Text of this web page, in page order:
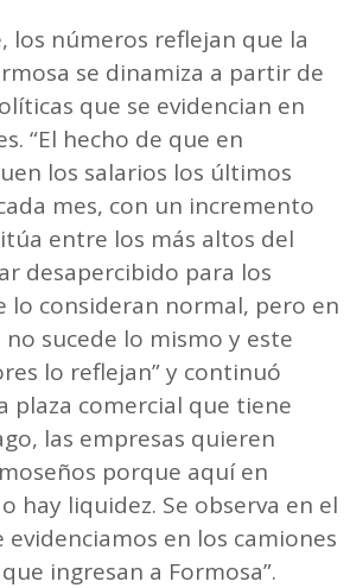
los números reflejan que la
se dinamiza a partir de
que se evidencian en
“El hecho de que en
los salarios los últimos
mes, con un incremento
entre los más altos del
desapercibido para los
lo consideran normal, pero en
sucede lo mismo y este
lo reflejan” y continuó
plaza comercial que tiene
las empresas quieren
porque aquí en
hay liquidez. Se observa en el
en los camiones
ingresan a Formosa”.